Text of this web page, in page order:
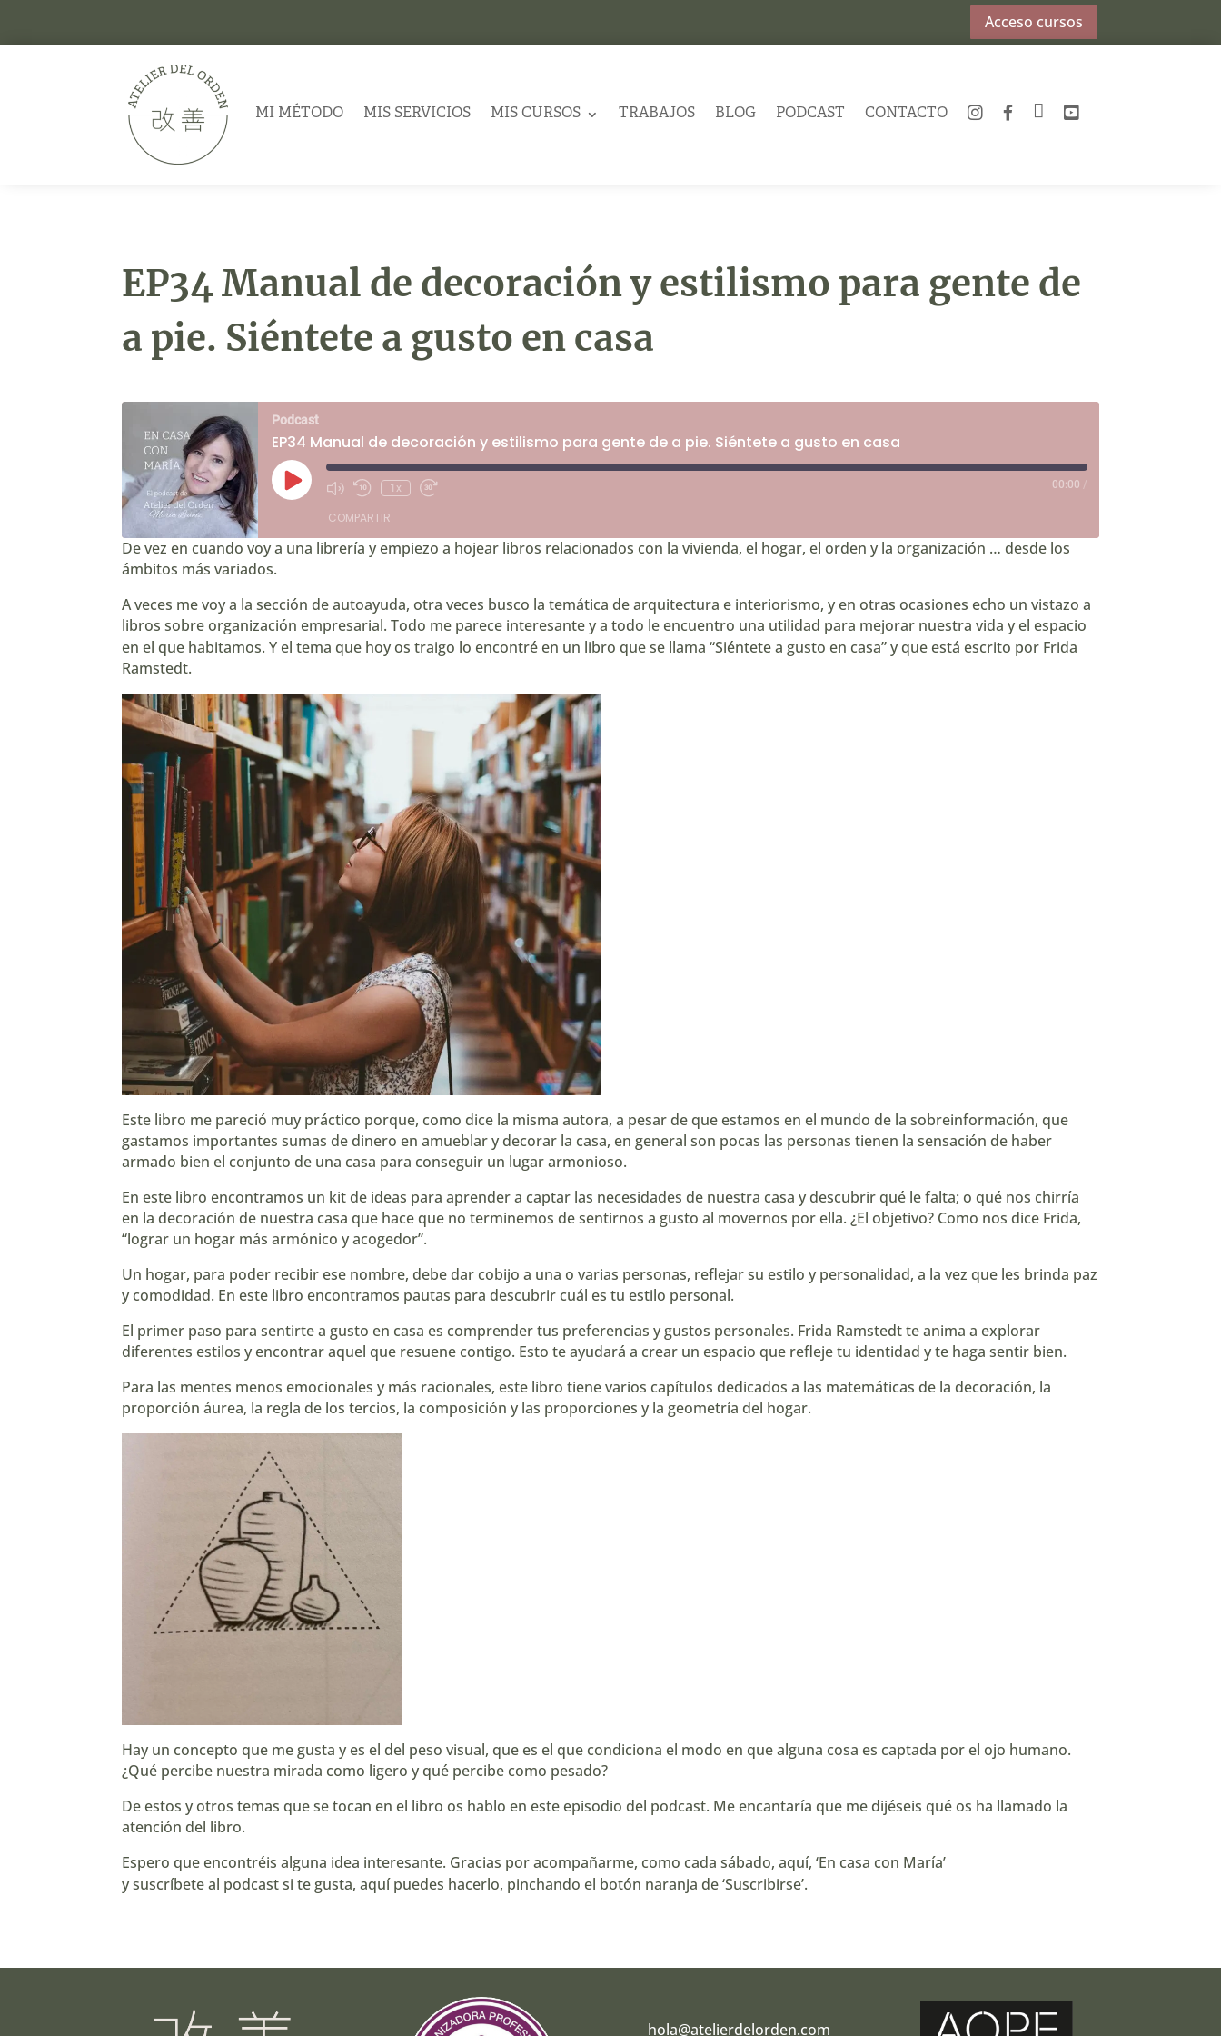
Acceso cursos
MI MÉTODO MIS SERVICIOS MIS CURSOS TRABAJOS BLOG PODCAST CONTACTO INSTAGRAM
FACEBOOK
TWITTERYOUTUBE
EP34 Manual de decoración y estilismo para gente de
a pie. Siéntete a gusto en casa
Podcast
EP34 Manual de decoración y estilismo para gente de a pie. Siéntete a gusto en casa
Reproducir
episodioMute/Unmute
Rebobinar
segundos
1x
Fast
00:00 /
COMPARTIR
COMPARTIR
ENLACE
INCRUSTAR
De vez en cuando voy a una librería y empiezo a hojear libros relacionados con la vivienda, el hogar, el orden y la organización … desde los
ámbitos más variados.
A veces me voy a la sección de autoayuda, otra veces busco la temática de arquitectura e interiorismo, y en otras ocasiones echo un vistazo a
libros sobre organización empresarial. Todo me parece interesante y a todo le encuentro una utilidad para mejorar nuestra vida y el espacio
en el que habitamos. Y el tema que hoy os traigo lo encontré en un libro que se llama“Siéntete a gusto en casa”y que está escrito por Frida
Ramstedt.
Este libro me pareció muy práctico porque, como dice la misma autora, a pesar de que estamos en el mundo de la sobreinformación, que
gastamos importantes sumas de dinero en amueblar y decorar la casa, en general son pocas las personas tienen la sensación de haber
armado bien el conjunto de una casa para conseguir un lugar armonioso.
En este libro encontramos un kit de ideas para aprender a captar las necesidades de nuestra casa y descubrir qué le falta; o qué nos chirría
en la decoración de nuestra casa que hace que no terminemos de sentirnos a gusto al movernos por ella. ¿El objetivo? Como nos dice Frida,
“lograr un hogar más armónico y acogedor”.
Un hogar, para poder recibir ese nombre, debe dar cobijo a una o varias personas, reflejar su estilo y personalidad, a la vez que les brinda paz
y comodidad. En este libro encontramos pautas para descubrir cuál es tu estilo personal.
El primer paso para sentirte a gusto en casa es comprender tus preferencias y gustos personales. Frida Ramstedt te anima a explorar
diferentes estilos y encontrar aquel que resuene contigo. Esto te ayudará a crear un espacio que refleje tu identidad y te haga sentir bien.
Para las mentes menos emocionales y más racionales, este libro tiene varios capítulos dedicados a las matemáticas de la decoración, la
proporción áurea, la regla de los tercios, la composición y las proporciones y la geometría del hogar.
Hay un concepto que me gusta y es el del peso visual, que es el que condiciona el modo en que alguna cosa es captada por el ojo humano.
¿Qué percibe nuestra mirada como ligero y qué percibe como pesado?
De estos y otros temas que se tocan en el libro os hablo en este episodio del podcast. Me encantaría que me dijéseis qué os ha llamado la
atención del libro.
Espero que encontréis alguna idea interesante. Gracias por acompañarme, como cada sábado, aquí, ‘En casa con María’
y suscríbete al podcast si te gusta, aquí puedes hacerlo, pinchando el botón naranja de ‘Suscribirse’.
hola@atelierdelorden.com